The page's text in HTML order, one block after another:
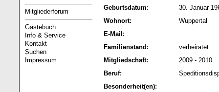
Mitgliederforum
Gästebuch
Info & Service
Kontakt
Suchen
Impressum
Geburtsdatum:
30. Januar
Wohnort:
Wuppertal
E-Mail:
Familienstand:
verheiratet
Mitgliedschaft:
2009 - 2010
Beruf:
Besonderheit(en):